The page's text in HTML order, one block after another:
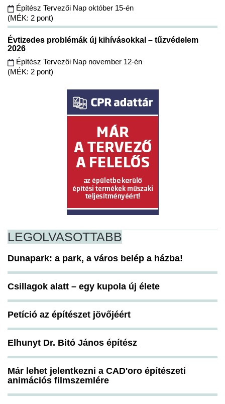
Építész Tervezői Nap október 15-én
(MÉK: 2 pont)
Évtizedes problémák új kihívásokkal – tűzvédelem
2026
Építész Tervezői Nap november 12-én
(MÉK: 2 pont)
LEGOLVASOTTABB
Dunapark: a park, a város belép a házba!
Csillagok alatt – egy kupola új élete
Petíció az építészet jövőjéért
Elhunyt Dr. Bitó János építész
Már lehet jelentkezni a CAD'oro építészeti
animációs filmszemlére